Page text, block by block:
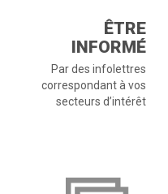
ÊTRE
INFORMÉ
Par des infolettres
correspondant à vos
secteurs d’intérêt